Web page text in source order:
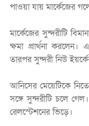
পাওয়া যায় মার্কেজের
মার্কেজের সুন্দরীটি
ক্ষমা প্রার্থনা
তারপর সুন্দরী নিউ
আনিসের মেয়েটিকে
সঙ্গে সুন্দরীটি চলে
রেলস্টেশনের ভিড়ে।